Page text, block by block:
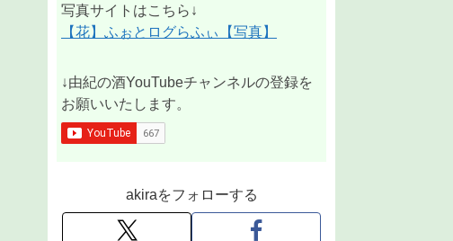
写真サイトはこちら↓
【花】ふぉとログらふぃ【写真】
↓由紀の酒YouTubeチャンネルの登録を
お願いいたします。
akiraをフォローする